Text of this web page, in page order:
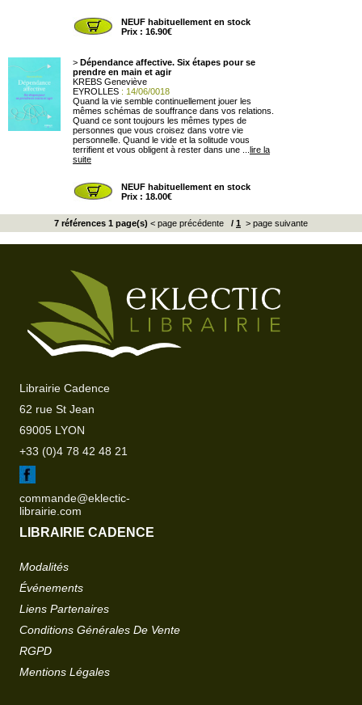
NEUF habituellement en stock
Prix : 16.90€
> Dépendance affective. Six étapes pour se
prendre en main et agir
KREBS Geneviève
EYROLLES : 14/06/0018
Quand la vie semble continuellement jouer les
mêmes schémas de souffrance dans vos relations.
Quand ce sont toujours les mêmes types de
personnes que vous croisez dans votre vie
personnelle. Quand le vide et la solitude vous
terrifient et vous obligent à rester dans une ... lire la
suite
NEUF habituellement en stock
Prix : 18.00€
7 références 1 page(s) < page précédente / 1 > page suivante
Librairie Cadence
62 rue St Jean
69005 LYON
+33 (0)4 78 42 48 21
commande@eklectic-
librairie.com
LIBRAIRIE CADENCE
Modalités
Événements
Liens Partenaires
Conditions Générales De Vente
RGPD
Mentions Légales